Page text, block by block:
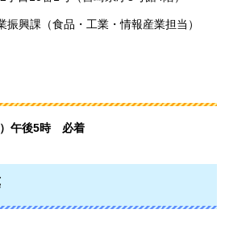
興課（食品・工業・情報産業担当）
午後5時 必着